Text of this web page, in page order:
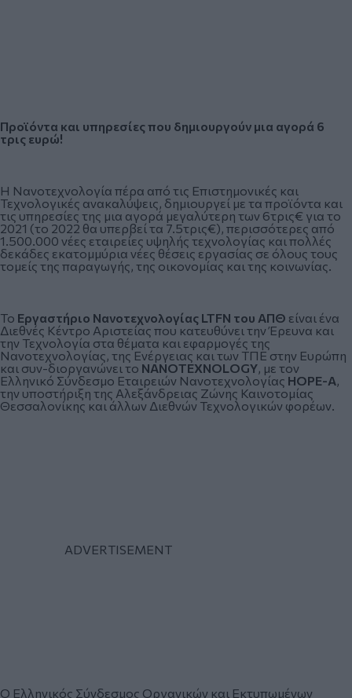
Προϊόντα και υπηρεσίες που δημιουργούν μια αγορά 6
τρις ευρώ!
Η Νανοτεχνολογία πέρα από τις Επιστημονικές και
Τεχνολογικές ανακαλύψεις, δημιουργεί με τα προϊόντα και
τις υπηρεσίες της μια αγορά μεγαλύτερη των 6τρις€ για το
2021 (το 2022 θα υπερβεί τα 7.5τρις€), περισσότερες από
1.500.000 νέες εταιρείες υψηλής τεχνολογίας και πολλές
δεκάδες εκατομμύρια νέες θέσεις εργασίας σε όλους τους
τομείς της παραγωγής, της οικονομίας και της κοινωνίας.
Το Εργαστήριο Νανοτεχνολογίας LTFN του ΑΠΘ είναι ένα
Διεθνές Κέντρο Αριστείας που κατευθύνει την Έρευνα και
την Τεχνολογία στα θέματα και εφαρμογές της
Νανοτεχνολογίας, της Ενέργειας και των ΤΠΕ στην Ευρώπη
και συν-διοργανώνει το NANOTEXNOLOGY, με τον
Ελληνικό Σύνδεσμο Εταιρειών Νανοτεχνολογίας HOPE-A,
την υποστήριξη της Αλεξάνδρειας Ζώνης Καινοτομίας
Θεσσαλονίκης και άλλων Διεθνών Τεχνολογικών φορέων.
Ο Ελληνικός Σύνδεσμος Οργανικών και Εκτυπωμένων